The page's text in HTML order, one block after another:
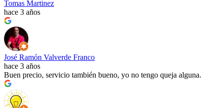
Tomas Martinez
hace 3 años
José Ramón Valverde Franco
hace 3 años
Buen precio, servicio también bueno, yo no tengo queja alguna.